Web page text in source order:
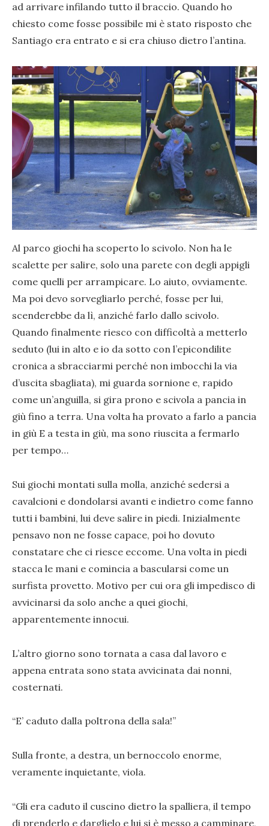
ad arrivare infilando tutto il braccio. Quando ho
chiesto come fosse possibile mi è stato risposto che
Santiago era entrato e si era chiuso dietro l’antina.
Al parco giochi ha scoperto lo scivolo. Non ha le
scalette per salire, solo una parete con degli appigli
come quelli per arrampicare. Lo aiuto, ovviamente.
Ma poi devo sorvegliarlo perché, fosse per lui,
scenderebbe da lì, anziché farlo dallo scivolo.
Quando finalmente riesco con difficoltà a metterlo
seduto (lui in alto e io da sotto con l’epicondilite
cronica a sbracciarmi perché non imbocchi la via
d’uscita sbagliata), mi guarda sornione e, rapido
come un’anguilla, si gira prono e scivola a pancia in
giù fino a terra. Una volta ha provato a farlo a pancia
in giù E a testa in giù, ma sono riuscita a fermarlo
per tempo…
Sui giochi montati sulla molla, anziché sedersi a
cavalcioni e dondolarsi avanti e indietro come fanno
tutti i bambini, lui deve salire in piedi. Inizialmente
pensavo non ne fosse capace, poi ho dovuto
constatare che ci riesce eccome. Una volta in piedi
stacca le mani e comincia a bascularsi come un
surfista provetto. Motivo per cui ora gli impedisco di
avvicinarsi da solo anche a quei giochi,
apparentemente innocui.
L’altro giorno sono tornata a casa dal lavoro e
appena entrata sono stata avvicinata dai nonni,
costernati.
“E’ caduto dalla poltrona della sala!”
Sulla fronte, a destra, un bernoccolo enorme,
veramente inquietante, viola.
“Gli era caduto il cuscino dietro la spalliera, il tempo
di prenderlo e darglielo e lui si è messo a camminare,